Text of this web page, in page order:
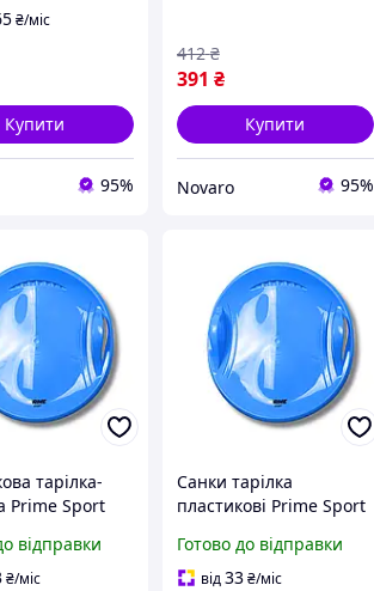
₴/міс
Купити
95%
391 ₴
412 ₴
Купити
Novaro 95%
тарілка-
Prime Sport
-store-with-
відправки
₴/міс
Санки тарілка
пластикові Prime Sport
UKMarket-
Готово до відправки
від33 ₴/міс